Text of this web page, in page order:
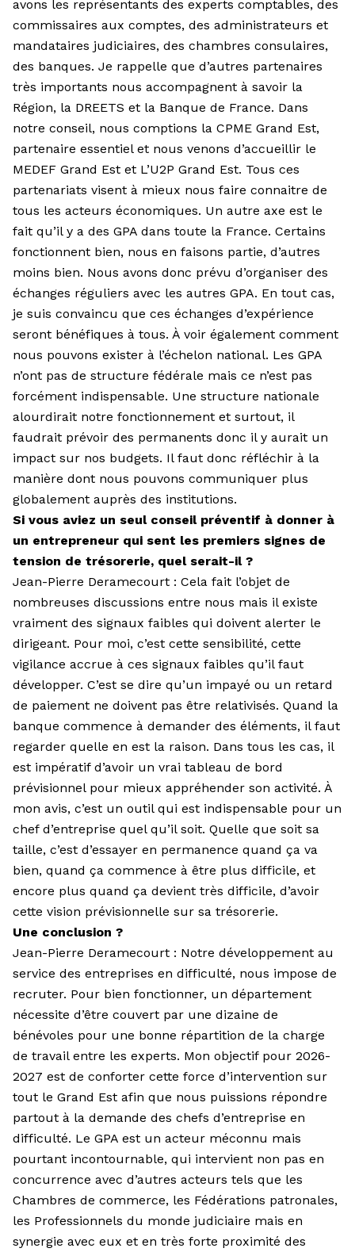
avons les repré­sentants des experts comptables, des
commissaires aux comptes, des administrateurs et
mandataires judiciaires, des chambres consulaires,
des banques. Je rappelle que d’autres partenaires
très importants nous accompagnent à savoir la
Région, la DREETS et la Banque de France. Dans
notre conseil, nous comptions la CPME Grand Est,
partenaire es­sentiel et nous venons d’accueillir le
MEDEF Grand Est et L’U2P Grand Est. Tous ces
partenariats visent à mieux nous faire connaitre de
tous les acteurs économiques. Un autre axe est le
fait qu’il y a des GPA dans toute la France. Certains
fonctionnent bien, nous en faisons partie, d’autres
moins bien. Nous avons donc prévu d’organiser des
échanges réguliers avec les autres GPA. En tout cas,
je suis convaincu que ces échanges d’expérience
seront bénéfiques à tous. À voir également comment
nous pouvons exister à l’échelon national. Les GPA
n’ont pas de structure fédérale mais ce n’est pas
forcément indispensable. Une structure nationale
alourdirait notre fonctionnement et surtout, il
faudrait prévoir des permanents donc il y aurait un
impact sur nos budgets. Il faut donc réfléchir à la
manière dont nous pouvons communiquer plus
globalement auprès des institutions.
Si vous aviez un seul conseil préventif à donner à
un entrepreneur qui sent les premiers signes de
tension de trésorerie, quel serait-il ?
Jean-Pierre Deramecourt : Cela fait l’objet de
nombreuses discussions entre nous mais il existe
vraiment des signaux faibles qui doivent alerter le
dirigeant. Pour moi, c’est cette sensibilité, cette
vigilance accrue à ces signaux faibles qu’il faut
développer. C’est se dire qu’un impayé ou un retard
de paiement ne doivent pas être relativisés. Quand la
banque commence à demander des éléments, il faut
regarder quelle en est la raison. Dans tous les cas, il
est impératif d’avoir un vrai tableau de bord
prévisionnel pour mieux appréhender son activité. À
mon avis, c’est un outil qui est indispensable pour un
chef d’entreprise quel qu’il soit. Quelle que soit sa
taille, c’est d’essayer en permanence quand ça va
bien, quand ça commence à être plus difficile, et
encore plus quand ça devient très difficile, d’avoir
cette vision prévisionnelle sur sa trésorerie.
Une conclusion ?
Jean-Pierre Deramecourt : Notre développement au
service des entre­prises en difficulté, nous impose de
recruter. Pour bien fonctionner, un département
nécessite d’être couvert par une dizaine de
bénévoles pour une bonne répartition de la charge
de travail entre les experts. Mon objectif pour 2026-
2027 est de conforter cette force d’intervention sur
tout le Grand Est afin que nous puissions répondre
partout à la demande des chefs d’entreprise en
difficulté. Le GPA est un acteur méconnu mais
pourtant incontournable, qui intervient non pas en
concurrence avec d’autres acteurs tels que les
Chambres de commerce, les Fédérations patronales,
les Professionnels du monde judiciaire mais en
synergie avec eux et en très forte proximité des